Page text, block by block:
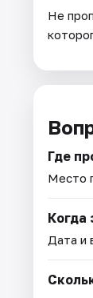
Не
Где
Место
Когда
Дата и